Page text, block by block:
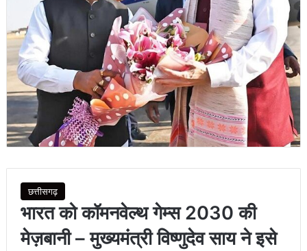
छत्तीसगढ़
भारत को कॉमनवेल्थ गेम्स 2030 की
मेज़बानी – मुख्यमंत्री विष्णुदेव साय ने इसे